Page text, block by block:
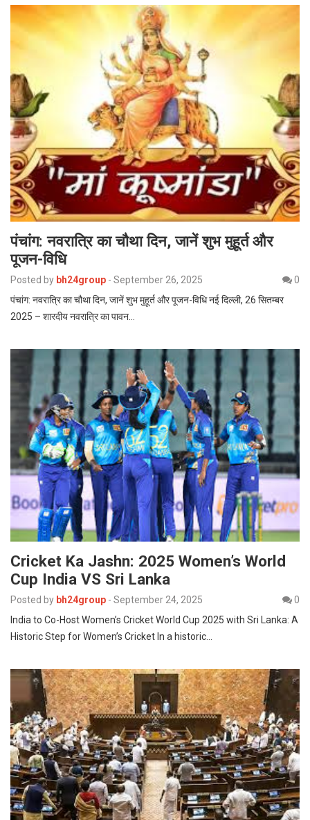
पंचांग: नवरात्रि का चौथा दिन, जानें शुभ मुहूर्त और
पूजन-विधि
Posted by bh24group - September 26, 2025
0
पंचांग: नवरात्रि का चौथा दिन, जानें शुभ मुहूर्त और पूजन-विधि नई दिल्ली, 26 सितम्बर
2025 – शारदीय नवरात्रि का पावन…
Cricket Ka Jashn: 2025 Women’s World
Cup India VS Sri Lanka
Posted by bh24group - September 24, 2025
0
India to Co-Host Women’s Cricket World Cup 2025 with Sri Lanka: A
Historic Step for Women’s Cricket In a historic…